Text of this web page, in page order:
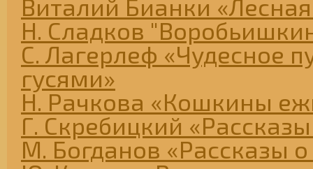
Виталий Бианки «Лесная
Н. Сладков
С. Лагерлеф «Чудесное
гусями»
Н. Рачкова «Кошкины
Г. Скребицкий
М. Богданов «Рассказы